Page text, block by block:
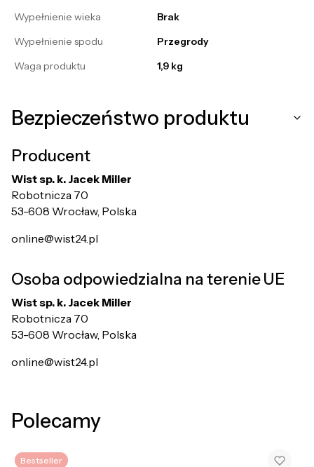
Wypełnienie wieka
Brak
Wypełnienie spodu
Przegrody
Waga produktu
1,9 kg
Bezpieczeństwo produktu
Producent
Wist sp. k. Jacek Miller
Robotnicza 70
53-608 Wrocław, Polska
online@wist24.pl
Osoba odpowiedzialna na terenie UE
Wist sp. k. Jacek Miller
Robotnicza 70
53-608 Wrocław, Polska
online@wist24.pl
Polecamy
Bestseller